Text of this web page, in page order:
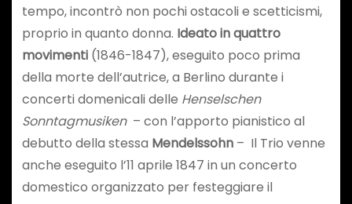
tempo, incontrò non pochi ostacoli e scetticismi,
proprio in quanto donna. Ideato in quattro
movimenti (1846-1847), eseguito poco prima
della morte dell’autrice, a Berlino durante i
concerti domenicali delle Henselschen
Sonntagmusiken– con l’apporto pianistico al
debutto della stessa Mendelssohn– Il Trio venne
anche eseguito l’11 aprile 1847 in un concerto
domestico organizzato per festeggiare il